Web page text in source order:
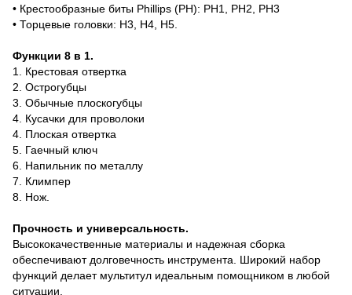
• Крестообразные биты Phillips (PH): PH1, PH2, PH3
• Торцевые головки: H3, H4, H5.
Функции 8 в 1.
1. Крестовая отвертка
2. Острогубцы
3. Обычные плоскогубцы
4. Кусачки для проволоки
4. Плоская отвертка
5. Гаечный ключ
6. Напильник по металлу
7. Климпер
8. Нож.
Прочность и универсальность.
Высококачественные материалы и надежная сборка
обеспечивают долговечность инструмента. Широкий набор
функций делает мультитул идеальным помощником в любой
ситуации.